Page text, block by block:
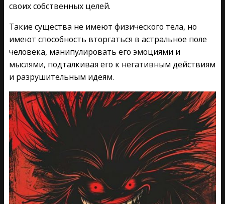
своих собственных целей.
Такие существа не имеют физического тела, но
имеют способность вторгаться в астральное поле
человека, манипулировать его эмоциями и
мыслями, подталкивая его к негативным действиям
и разрушительным идеям.